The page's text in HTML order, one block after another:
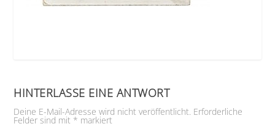
HINTERLASSE EINE ANTWORT
Deine E-Mail-Adresse wird nicht veröffentlicht. Erforderliche
Felder sind mit * markiert